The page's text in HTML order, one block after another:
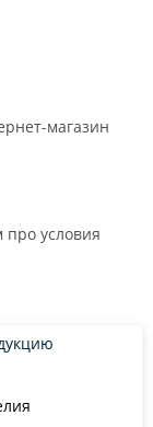
магазин
про условия